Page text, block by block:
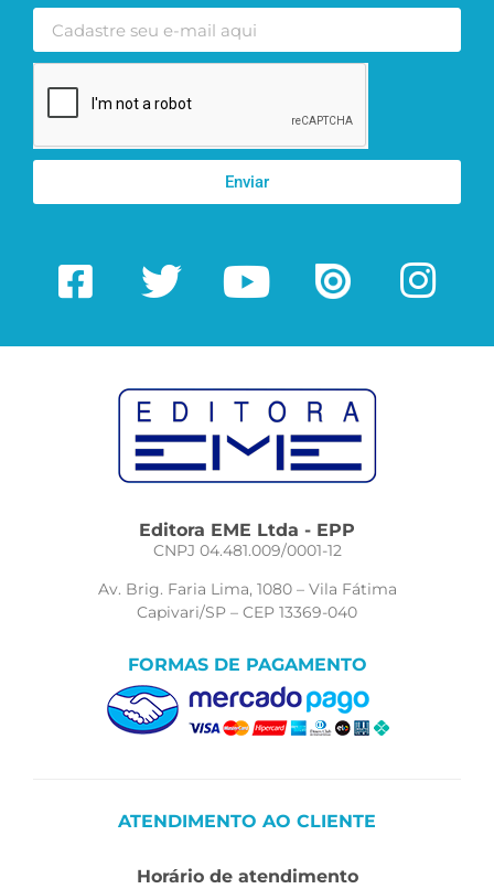
Enviar
Editora EME Ltda - EPP
CNPJ 04.481.009/0001-12
Av. Brig. Faria Lima, 1080 – Vila Fátima
Capivari/SP – CEP 13369-040
FORMAS DE PAGAMENTO
ATENDIMENTO AO CLIENTE
Horário de atendimento